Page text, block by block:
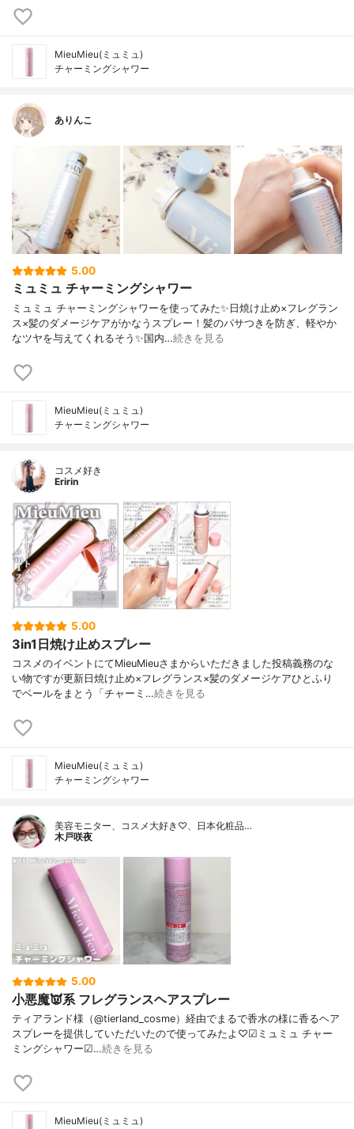
MieuMieu(ミュミュ)
チャーミングシャワー
ありんこ
5.00
ミュミュ チャーミングシャワー
ミュミュ チャーミングシャワーを使ってみた✨日焼け止め×フレグラン
ス×髪のダメージケアがかなうスプレー！髪のパサつきを防ぎ、軽やか
なツヤを与えてくれるそう✨国内…続きを見る
MieuMieu(ミュミュ)
チャーミングシャワー
コスメ好き
Eririn
5.00
3in1日焼け止めスプレー
コスメのイベントにてMieuMieuさまからいただきました投稿義務のな
い物ですが更新日焼け止め×フレグランス×髪のダメージケアひとふり
でベールをまとう「チャーミ…続きを見る
MieuMieu(ミュミュ)
チャーミングシャワー
美容モニター、コスメ大好き♡、日本化粧品…
木戸咲夜
5.00
小悪魔👿系 フレグランスヘアスプレー
ティアランド様（@tierland_cosme）経由でまるで香水の様に香るヘア
スプレーを提供していただいたので使ってみたよ♡☑︎ミュミュ チャー
ミングシャワー☑…続きを見る
MieuMieu(ミュミュ)